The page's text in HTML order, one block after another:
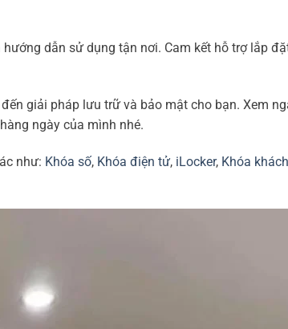
dẫn sử dụng tận nơi. Cam kết hỗ trợ lắp
giải pháp lưu trữ và bảo mật cho bạn. Xem
ngày của mình nhé.
như: Khóa số, Khóa điện tử, iLocker, Khóa